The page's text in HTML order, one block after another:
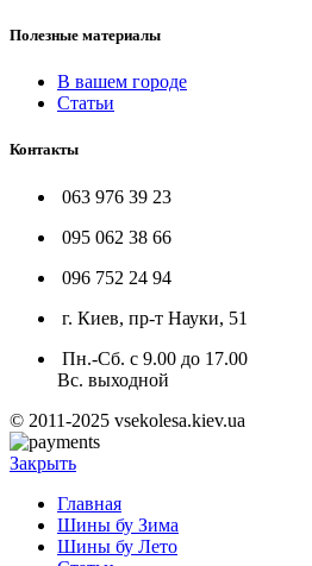
Полезные материалы
В вашем городе
Статьи
Контакты
063 976 39 23
095 062 38 66
096 752 24 94
г. Киев, пр-т Науки, 51
Пн.-Сб. с 9.00 до 17.00
Вс. выходной
© 2011-2025 vsekolesa.kiev.ua
Закрыть
Главная
Шины бу Зима
Шины бу Лето